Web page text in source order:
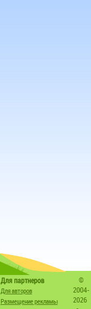
Для партнеров
Для авторов
Размещение рекламы
©
2004-
2026